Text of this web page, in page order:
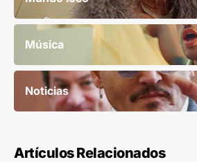
Música
Noticias
Artículos Relacionados